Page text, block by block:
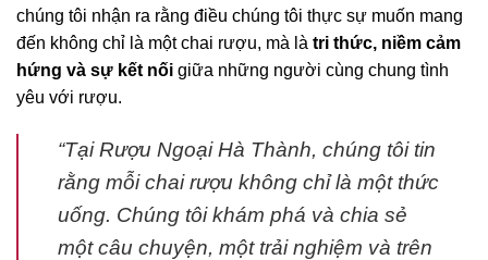
chúng tôi nhận ra rằng điều chúng tôi thực sự muốn mang
đến không chỉ là một chai rượu, mà là tri thức, niềm cảm
hứng và sự kết nối giữa những người cùng chung tình
yêu với rượu.
“Tại Rượu Ngoại Hà Thành, chúng tôi tin
rằng mỗi chai rượu không chỉ là một thức
uống. Chúng tôi khám phá và chia sẻ
một câu chuyện, một trải nghiệm và trên